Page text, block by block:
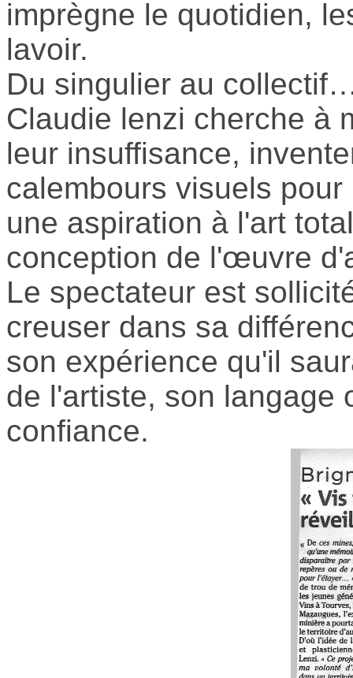
imprègne le quotidien,
lavoir.
Du singulier au
Claudie lenzi cherche à
leur insuffisance,
calembours visuels
une aspiration à l'art
conception de l'œuvre
Le spectateur est
creuser dans sa
son expérience qu'il
de l'artiste, son langage
confiance.